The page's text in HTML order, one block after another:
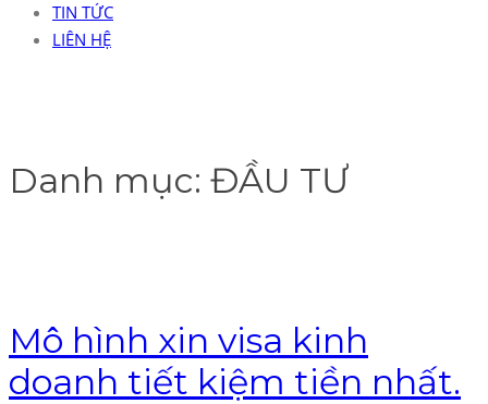
TIN TỨC
LIÊN HỆ
Danh mục: ĐẦU TƯ
Mô hình xin visa kinh
doanh tiết kiệm tiền nhất.